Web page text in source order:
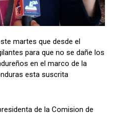
martes que desde el
para que no se dañe los
en el marco de la
esta suscrita
de la Comision de